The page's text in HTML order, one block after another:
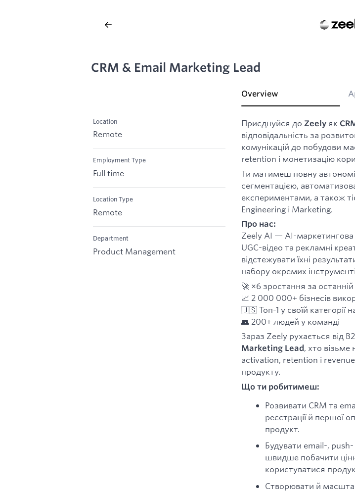
CRM & Email Marketing Lead
Location
Remote
Employment Type
Full time
Location Type
Remote
Department
Product Management
Overview
Приєднуйся до Zeely як
відповідальність за
комунікацій до побудови
retention і монетизацію
Ти матимеш повну
сегментацією,
експериментами, а також
Engineering і Marketing.
Про нас:
Zeely AI — AI-
UGC-відео та рекламні
відстежувати їхні
набору окремих
🚀 ×6 зростання за останній
📈 2 000 000+ бізнесів
🇺🇸 Топ-1 у своїй категорії
👥 200+ людей у команді
Зараз Zeely рухається від
Marketing Lead, хто
activation, retention і
продукту.
Що ти робитимеш:
Розвивати CRM та
реєстрації й першої
продукт.
Будувати email-,
швидше побачити
користуватися
Створювати й